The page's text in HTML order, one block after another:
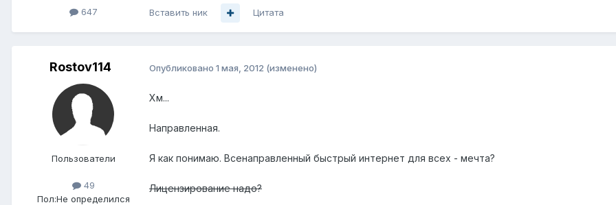
647 Вставить ник Цитата
Rostov114
Пользователи
49
Пол:Не определился
Опубликовано 1 мая, 2012 (изменено)
Хм...
Направленная.
Я как понимаю. Всенаправленный быстрый интернет для всех - мечта?
Лицензирование надо?